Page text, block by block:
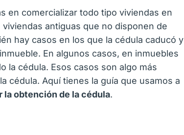
en comercializar todo tipo viviendas en
antiguas que no disponen de
hay casos en los que la cédula caducó y
En algunos casos, en inmuebles
la cédula. Esos casos son algo más
cédula. Aquí tienes la guía que usamos a
la obtención de la cédula.